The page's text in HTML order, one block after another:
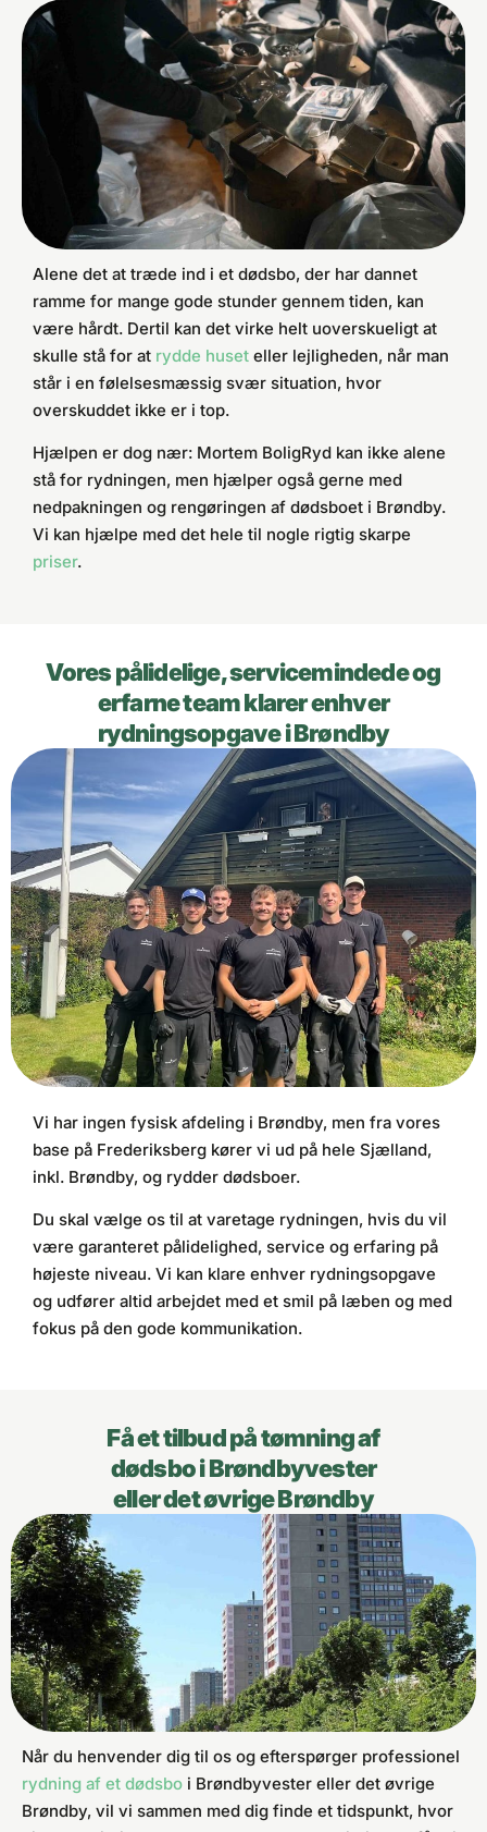
Alene det at træde ind i et dødsbo, der har dannet
ramme for mange gode stunder gennem tiden, kan
være hårdt. Dertil kan det virke helt uoverskueligt at
skulle stå for at rydde huset eller lejligheden, når man
står i en følelsesmæssig svær situation, hvor
overskuddet ikke er i top.
Hjælpen er dog nær: Mortem BoligRyd kan ikke alene
stå for rydningen, men hjælper også gerne med
nedpakningen og rengøringen af dødsboet i Brøndby.
Vi kan hjælpe med det hele til nogle rigtig skarpe
priser.
Vores pålidelige, servicemindede og
erfarne team klarer enhver
rydningsopgave i Brøndby
Vi har ingen fysisk afdeling i Brøndby, men fra vores
base på Frederiksberg kører vi ud på hele Sjælland,
inkl. Brøndby, og rydder dødsboer.
Du skal vælge os til at varetage rydningen, hvis du vil
være garanteret pålidelighed, service og erfaring på
højeste niveau. Vi kan klare enhver rydningsopgave
og udfører altid arbejdet med et smil på læben og med
fokus på den gode kommunikation.
Få et tilbud på tømning af
dødsbo i Brøndbyvester
eller det øvrige Brøndby
Når du henvender dig til os og efterspørger professionel
rydning af et dødsbo i Brøndbyvester eller det øvrige
Brøndby, vil vi sammen med dig finde et tidspunkt, hvor